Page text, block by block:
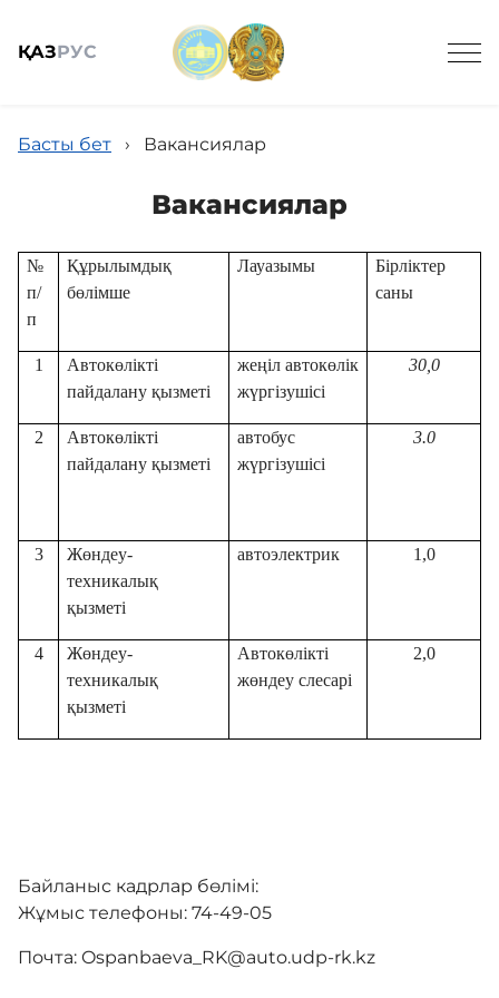
ҚАЗРУС
Жалпы мәлімет
Кадрлық қамтамасыз ету
Қызметтер
Байланыс
Азаматтарды және қызметкерлерді қабылдау
кестесі
Адалдық алаңы
Нашар көретіндерге
Басты бет › Вакансиялар
Вакансиялар
№
п/
п
Құрылымдық
бөлімше
Лауазымы
Бірліктер
саны
1
Автокөлікті
пайдалану қызметі
жеңіл автокөлік
жүргізушісі
30,0
2
Автокөлікті
пайдалану қызметі
автобус
жүргізушісі
3.0
3
Жөндеу-
техникалық
қызметі
автоэлектрик 1,0
4
Жөндеу-
техникалық
қызметі
Автокөлікті
жөндеу слесарі
2,0
Байланыс кадрлар бөлімі:
Жұмыс телефоны: 74-49-05
Почта: Ospanbaeva_RK@auto.udp-rk.kz